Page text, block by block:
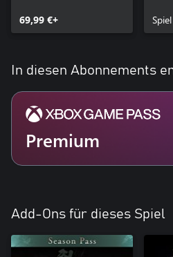
69,99 €+
In diesen Abonnements
Premium
Add-Ons für dieses Spiel